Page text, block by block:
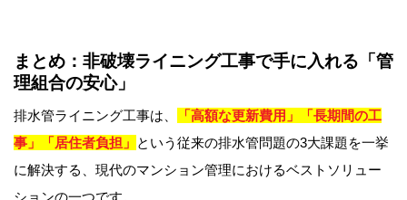
まとめ：非破壊ライニング工事で手に入れる「管
理組合の安心」
排水管ライニング工事は、
「高額な更新費用」「長期間の工
事」「居住者負担」 という従来の排水管問題の3大課題を一挙
に解決する、現代のマンション管理におけるベストソリュー